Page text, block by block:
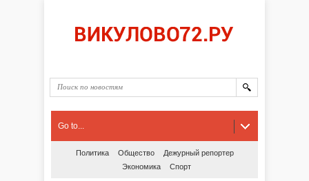
Go to...
Политика Общество
Дежурный репортер
Экономика
Спорт